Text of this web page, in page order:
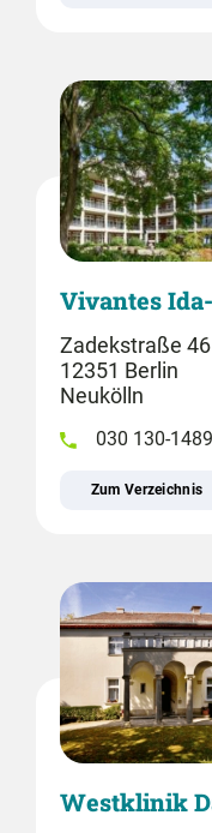
Vivantes
Zadekstraße 46
12351 Berlin
Neukölln
030 130-
Zum Verzeichnis
Westklinik